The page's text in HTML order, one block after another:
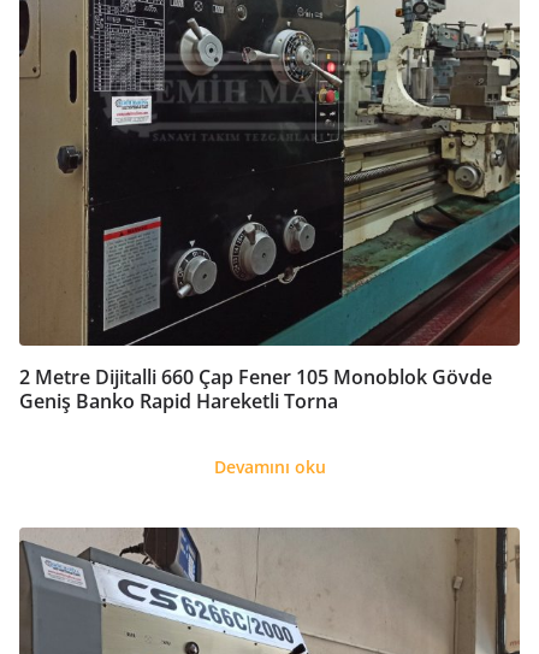
2 Metre Dijitalli 660 Çap Fener 105 Monoblok Gövde
Geniş Banko Rapid Hareketli Torna
Devamını oku